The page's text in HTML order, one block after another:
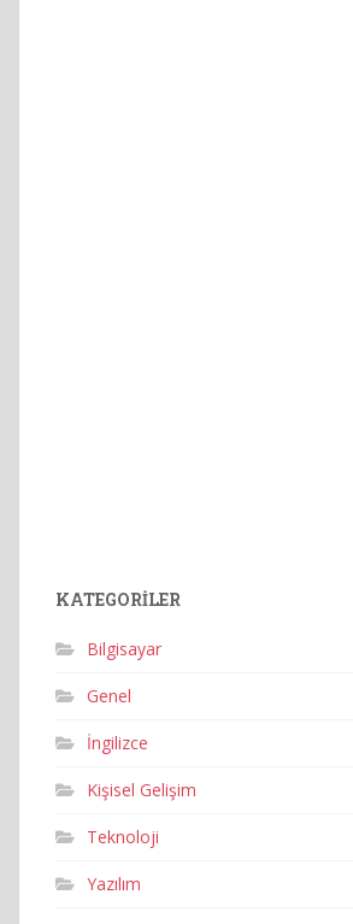
KATEGORILER
Bilgisayar
Genel
İngilizce
Kişisel Gelişim
Teknoloji
Yazılım